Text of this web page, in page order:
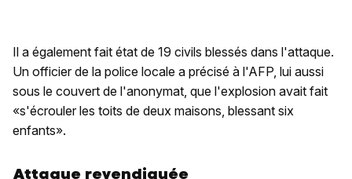
Il a également fait état de 19 civils blessés dans l'attaque.
Un officier de la police locale a précisé à l'AFP, lui aussi
sous le couvert de l'anonymat, que l'explosion avait fait
«s'écrouler les toits de deux maisons, blessant six
enfants».
Attaque revendiquée